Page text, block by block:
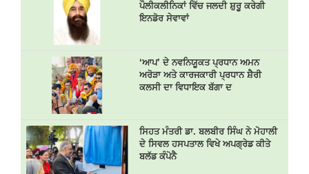
ਪੌਲੀਕਲੀਨਿਕਾਂ ਵਿੱਚ ਜਲਦੀ ਸ਼ੁਰੂ ਕਰੇਗੀ
ਇਨਡੋਰ ਸੇਵਾਵਾਂ
‘ਆਪ’ ਦੇ ਨਵਨਿਯੂਕਤ ਪ੍ਰਧਾਨ ਅਮਨ
ਅਰੋੜਾ ਅਤੇ ਕਾਰਜਕਾਰੀ ਪ੍ਰਧਾਨ ਸ਼ੈਰੀ
ਕਲਸੀ ਦਾ ਵਿਧਾਇਕ ਬੱਗਾ ਦ
ਸਿਹਤ ਮੰਤਰੀ ਡਾ. ਬਲਬੀਰ ਸਿੰਘ ਨੇ ਮੋਹਾਲੀ
ਦੇ ਸਿਵਲ ਹਸਪਤਾਲ ਵਿਖੇ ਅਪਗ੍ਰੇਡ ਕੀਤੇ
ਬਲੱਡ ਕੰਪੋਨੈ